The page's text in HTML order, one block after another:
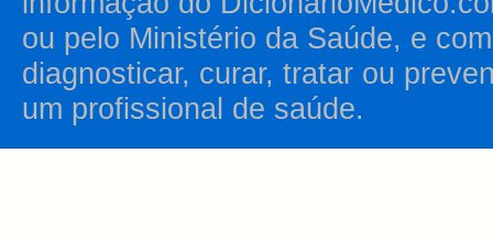
ou pelo Ministério da Saúde, e
diagnosticar, curar, tratar ou
um profissional de saúde.